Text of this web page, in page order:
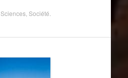
Sciences, Société